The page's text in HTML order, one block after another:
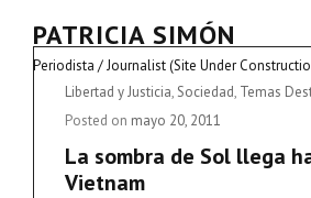
PATRICIA SIMÓN
Periodista / Journalist (Site Under
Cat
Links
Libertad y Justicia,Sociedad, Temas
Posted on mayo 20, 2011
La sombra de Sol llega
Vietnam